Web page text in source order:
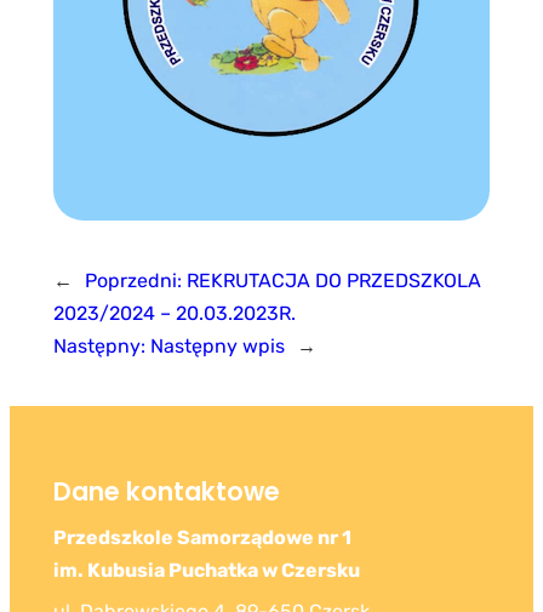
← Poprzedni: REKRUTACJA DO PRZEDSZKOLA
2023/2024 – 20.03.2023R.
Następny: Następny wpis →
Dane kontaktowe
Przedszkole Samorządowe nr 1
im. Kubusia Puchatka w Czersku